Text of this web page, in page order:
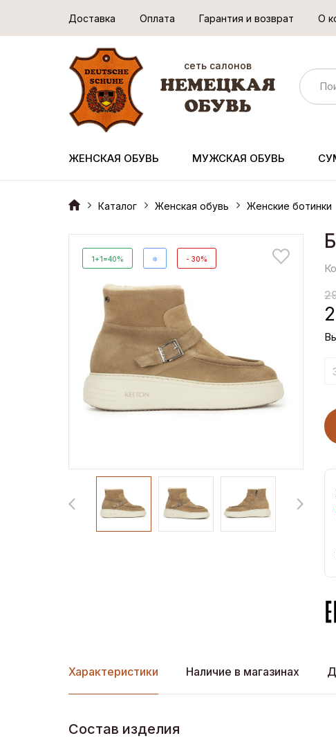
Доставка Оплата Гарантия и возврат О
сеть салонов
ЖЕНСКАЯ ОБУВЬ МУЖСКАЯ ОБУВЬ
Каталог Женская обувь Женские ботинки
1+1=40% ❄ - 30%
Характеристики Наличие в магазинах
Состав изделия